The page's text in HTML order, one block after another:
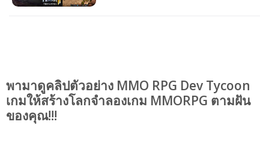
พามาดูคลิปตัวอย่าง MMO RPG Dev Tycoon
เกมให้สร้างโลกจำลองเกม MMORPG ตามฝัน
ของคุณ!!!